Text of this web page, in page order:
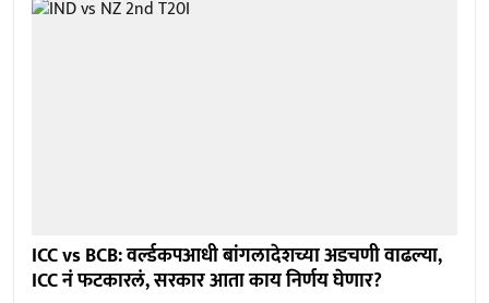
ICC vs BCB: वर्ल्डकपआधी बांगलादेशच्या अडचणी वाढल्या,
ICC नं फटकारलं, सरकार आता काय निर्णय घेणार?